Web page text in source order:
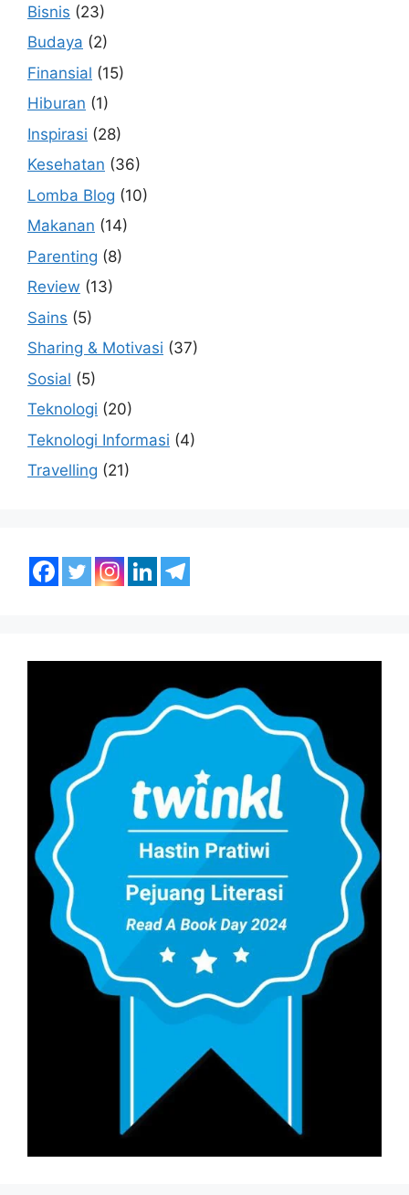
Bisnis (23)
Budaya (2)
Finansial (15)
Hiburan (1)
Inspirasi (28)
Kesehatan (36)
Lomba Blog (10)
Makanan (14)
Parenting (8)
Review (13)
Sains (5)
Sharing & Motivasi (37)
Sosial (5)
Teknologi (20)
Teknologi Informasi (4)
Travelling (21)